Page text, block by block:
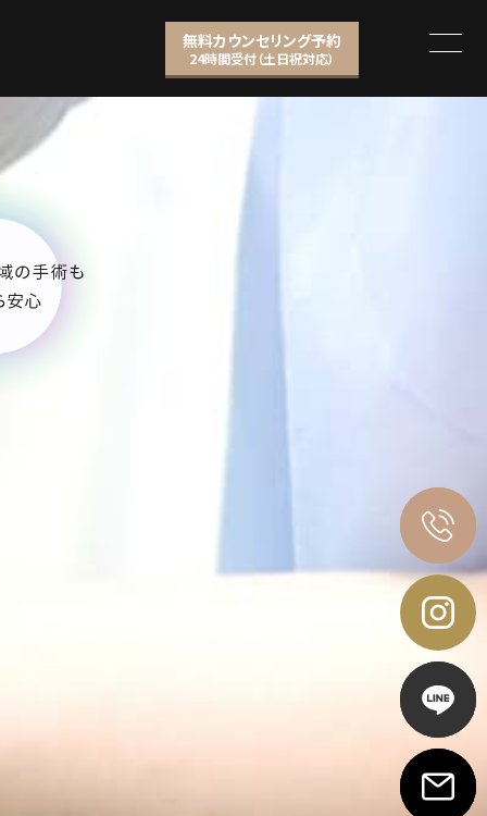
無料カウンセリング予約
24時間受付（土日祝対応）